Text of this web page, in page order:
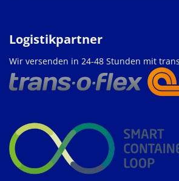
Logistikpartner
Wir versenden in 24-48 Stunden mit